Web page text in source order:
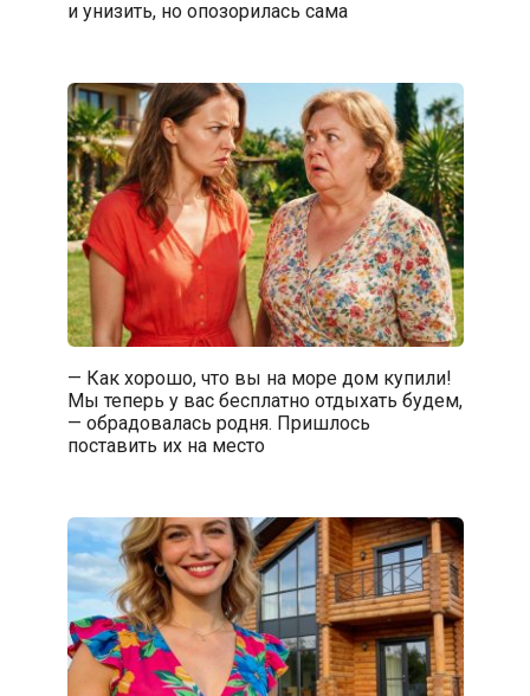
и унизить, но опозорилась сама
— Как хорошо, что вы на море дом купили!
Мы теперь у вас бесплатно отдыхать будем,
— обрадовалась родня. Пришлось
поставить их на место